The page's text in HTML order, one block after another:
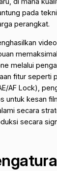
pada
perangkat.
melalui
fitur seperti
AF Lock),
untuk kesan
secara
secara